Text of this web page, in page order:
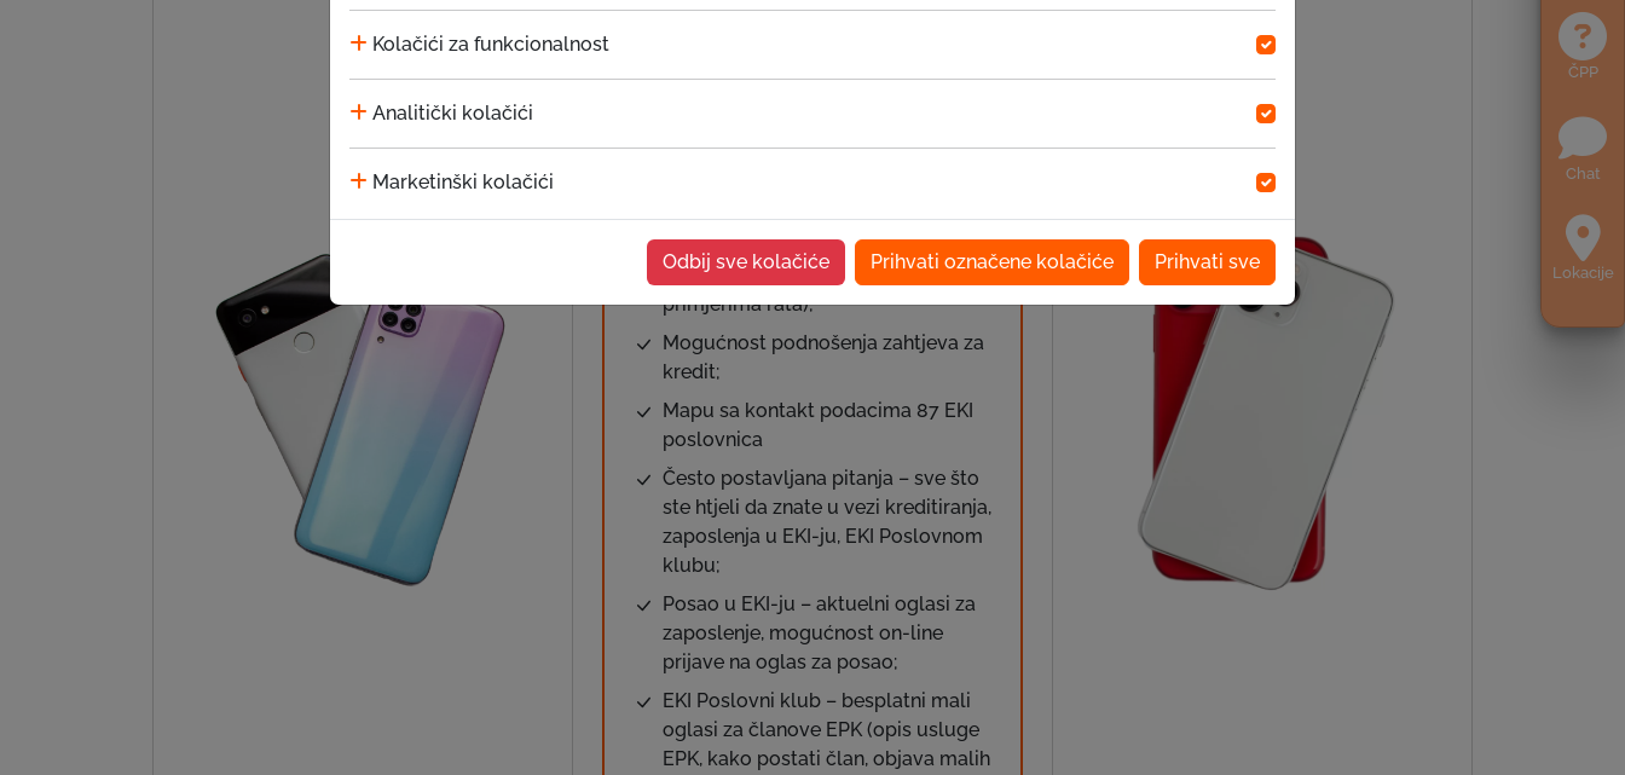
ČPP
Chat
Lokacije
Kolačići za funkcionalnost
Analitički kolačići
Marketinški kolačići
Odbij sve kolačiće Prihvati označene kolačiće Prihvati sve
aplikacija vam nudi:
mogućnost generisanja otplatnog
Detaljne informacije o kreditnim
proizvodima (iznos, rok otplate,
troškovi obrade, tabele sa
primjerima rata);
Mogućnost podnošenja zahtjeva za
kredit;
Mapu sa kontakt podacima 87 EKI
poslovnica
Često postavljana pitanja – sve što
ste htjeli da znate u vezi kreditiranja,
zaposlenja u EKI-ju, EKI Poslovnom
klubu;
Posao u EKI-ju – aktuelni oglasi za
zaposlenje, mogućnost on-line
prijave na oglas za posao;
EKI Poslovni klub – besplatni mali
oglasi za članove EPK (opis usluge
EPK, kako postati član, objava malih